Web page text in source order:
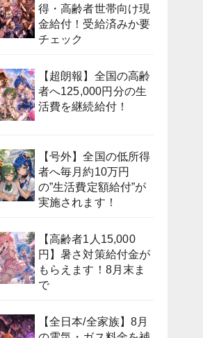
得・高齢者世帯向け現
金給付！受給済みか要
チェック
【超朗報】全国の高齢
者へ125,000円分の生
活費を継続給付！
【号外】全国の低所得
者へ毎月約10万円
の”生活費定額給付”が
実施されます！
【高齢者1人15,000
円】暑さ対策給付金が
もらえます！8月末ま
で
【全日本/全家族】8月